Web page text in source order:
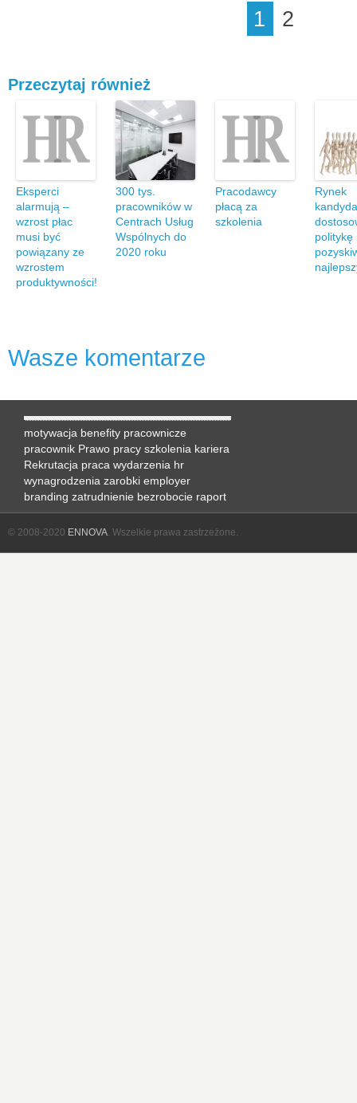
1 2
Przeczytaj również
Eksperci
alarmują –
wzrost płac
musi być
powiązany ze
wzrostem
produktywności!
300 tys.
pracowników w
Centrach Usług
Wspólnych do
2020 roku
Pracodawcy
płacą za
szkolenia
Rynek
politykę
Wasze komentarze
motywacja benefity pracownicze
pracownik Prawo pracy szkolenia kariera
Rekrutacja praca wydarzenia hr
wynagrodzenia zarobki employer
branding zatrudnienie bezrobocie raport
© 2008-2020 ENNOVA. Wszelkie prawa zastrzeżone.